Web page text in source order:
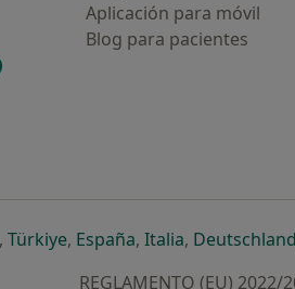
Aplicación para móvil
Blog para pacientes
abre en una nueva pestaña
, Türkiyese abre en una nueva
, Españase abre en una
, Italiase abre en
, Deutschland
REGLAMENTO (EU) 2022/